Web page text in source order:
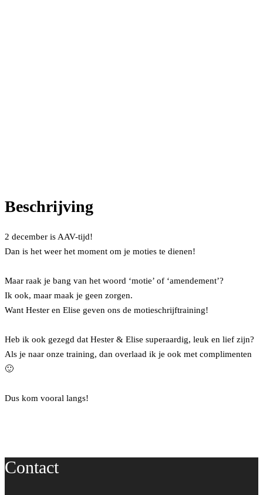
Beschrijving
2 december is AAV-tijd!
Dan is het weer het moment om je moties te dienen!
Maar raak je bang van het woord ‘motie’ of ‘amendement’?
Ik ook, maar maak je geen zorgen.
Want Hester en Elise geven ons de motieschrijftraining!
Heb ik ook gezegd dat Hester & Elise superaardig, leuk en lief zijn?
Als je naar onze training, dan overlaad ik je ook met complimenten
🙂
Dus kom vooral langs!
Contact